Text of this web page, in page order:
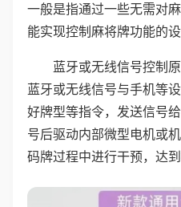
一般是指通过一些无需对
能实现控制麻将牌功能的设
蓝牙或无线信号控制
蓝牙或无线信号与手机等
好牌型等指令，发送信号
号后驱动内部微型电机或
码牌过程中进行干预，达到